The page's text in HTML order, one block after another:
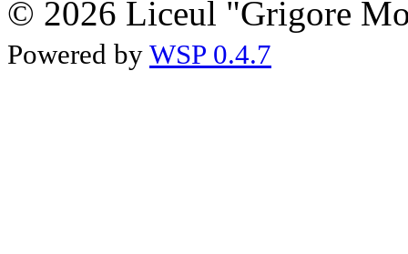
© 2026 Liceul "Grigore
Powered by WSP 0.4.7